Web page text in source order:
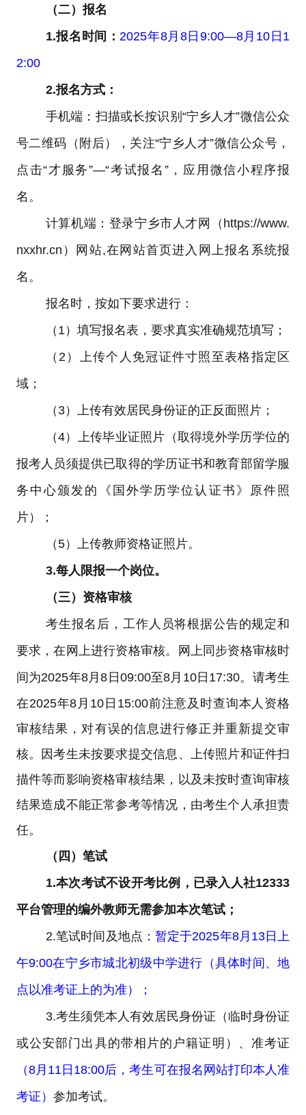
（二）报名
1.报名时间： 2025年8月 8日 9:00—8月 10日 1
2:00
2.报名方式：
手机端：扫描或长按识别 “宁乡人才”微信公众
号二维码（附后），关注“宁乡人才”微信公众号，
点击“才服务”—“考试报名 ”，应用微信小程序报
名。
计算机端：登录宁乡市人才网（ https://www.
nxxhr.cn ）网站,在网站首页进入网上报名系统报
名。
报名时，按如下要求进行：
（ 1 ）填写报名表，要求真实准确规范填写；
（ 2 ）上传个人免冠证件寸照至表格指定区
域；
（ 3）上传有效居民身份证的正反面照片；
（4）上传毕业证照片（取得境外学历学位的
报考人员须提供已取得的学历证书和教育部留学服
务中心颁发的《国外学历学位认证书》原件照
片）；
（5）上传教师资格证照片。
3.每人限报一个岗位。
（三）资格审核
考生报名后，工作人员将根据公告的规定和
要求，在网上进行资格审核。网上同步资格审核时
间为2025年8月8日09:00至8月10日17:30。请考生
在2025年8月10日15:00前注意及时查询本人资格
审核结果，对有误的信息进行修正并重新提交审
核。因考生未按要求提交信息、上传照片和证件扫
描件等而影响资格审核结果，以及未按时查询审核
结果造成不能正常参考等情况，由考生个人承担责
任。
（四）笔试
1.本次考试不设开考比例 ，已录入人社12333
平台管理的编外教师无需参加本次笔试；
2.笔试时间及地点： 暂定于2025年8月 13日上
午9:00在宁乡市城北初级中学进行（具体时间、地
点以准考证上的为准）；
3.考生须凭本人有效居民身份证（临时身份证
或公安部门出具的带相片的户籍证明）、准考证
（8月 11 日 18:00后，考生可在报名网站打印本人准
考证） 参加考试。